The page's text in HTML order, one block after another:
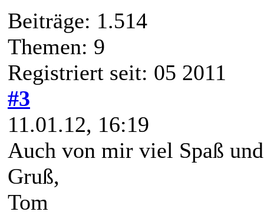
Beiträge: 1.514
Themen: 9
Registriert seit: 05 2011
#3
11.01.12, 16:19
Auch von mir viel Spaß
Gruß,
Tom